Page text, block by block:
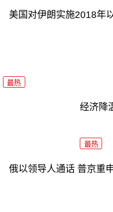
美国对伊朗实施2018年
最热
经济降
最热
俄以领导人通话 普京重